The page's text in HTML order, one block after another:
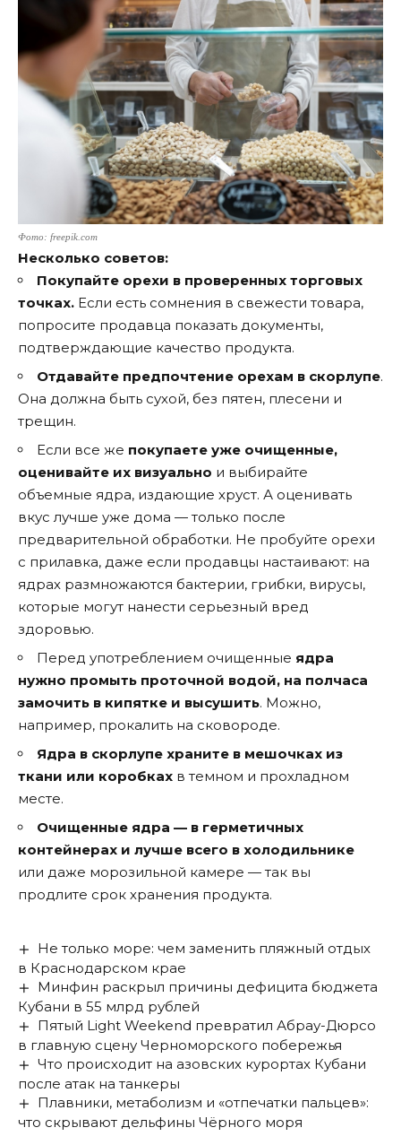
Фото: freepik.com
Несколько советов:
Покупайте орехи в проверенных торговых
точках. Если есть сомнения в свежести товара,
попросите продавца показать документы,
подтверждающие качество продукта.
Отдавайте предпочтение орехам в скорлупе.
Она должна быть сухой, без пятен, плесени и
трещин.
Если все же покупаете уже очищенные,
оценивайте их визуально и выбирайте
объемные ядра, издающие хруст. А оценивать
вкус лучше уже дома — только после
предварительной обработки. Не пробуйте орехи
с прилавка, даже если продавцы настаивают: на
ядрах размножаются бактерии, грибки, вирусы,
которые могут нанести серьезный вред
здоровью.
Перед употреблением очищенные ядра
нужно промыть проточной водой, на полчаса
замочить в кипятке и высушить. Можно,
например, прокалить на сковороде.
Ядра в скорлупе храните в мешочках из
ткани или коробках в темном и прохладном
месте.
Очищенные ядра — в герметичных
контейнерах и лучше всего в холодильнике
или даже морозильной камере — так вы
продлите срок хранения продукта.
Не только море: чем заменить пляжный отдых
в Краснодарском крае
Минфин раскрыл причины дефицита бюджета
Кубани в 55 млрд рублей
Пятый Light Weekend превратил Абрау-Дюрсо
в главную сцену Черноморского побережья
Что происходит на азовских курортах Кубани
после атак на танкеры
Плавники, метаболизм и «отпечатки пальцев»:
что скрывают дельфины Чёрного моря